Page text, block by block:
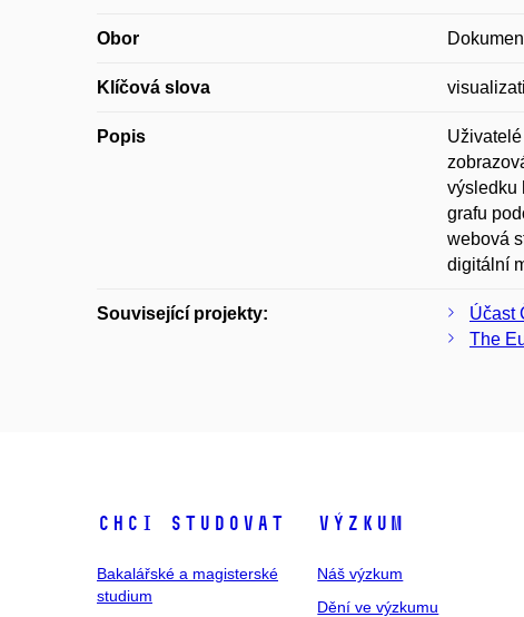
Obor
Klíčová slova
Popis
výsledku
grafu
webová
digitální
Související projekty:
Účast
The
Chci studovat
Bakalářské a magisterské
studium
Výzkum
Náš výzkum
Dění ve výzkumu